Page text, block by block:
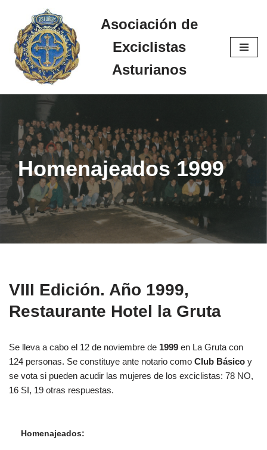
Saltar
al
contenido
Asociación de
Exciclistas
Asturianos
Homenajeados 1999
VIII Edición. Año 1999,
Restaurante Hotel la Gruta
Se lleva a cabo el 12 de noviembre de 1999 en La Gruta con
124 personas. Se constituye ante notario como Club Básico y
se vota si pueden acudir las mujeres de los exciclistas: 78 NO,
16 SI, 19 otras respuestas.
Homenajeados: